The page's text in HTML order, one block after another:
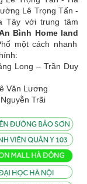
Long – Trần Duy
Văn Lương
Trãi